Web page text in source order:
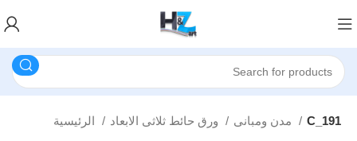
C_191